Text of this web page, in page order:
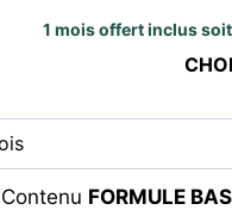
1 mois offert inclus
Contenu FORMULE